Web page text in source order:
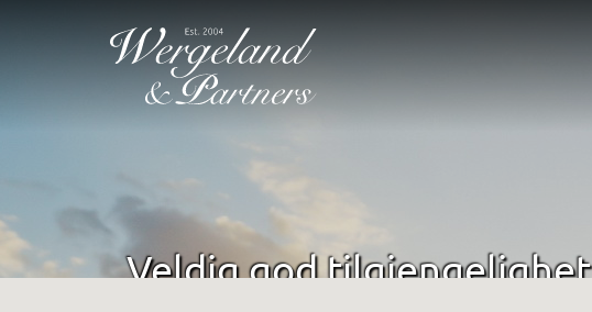
Veldig god tilgjengelighet